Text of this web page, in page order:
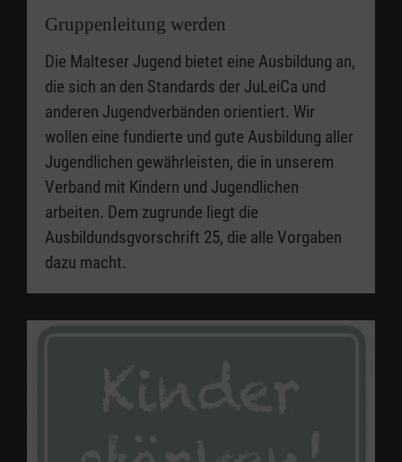
Gruppenleitung werden
Die Malteser Jugend bietet eine Ausbildung an,
die sich an den Standards der JuLeiCa und
anderen Jugendverbänden orientiert. Wir
wollen eine fundierte und gute Ausbildung aller
Jugendlichen gewährleisten, die in unserem
Verband mit Kindern und Jugendlichen
arbeiten. Dem zugrunde liegt die
Ausbildundsgvorschrift 25, die alle Vorgaben
dazu macht.